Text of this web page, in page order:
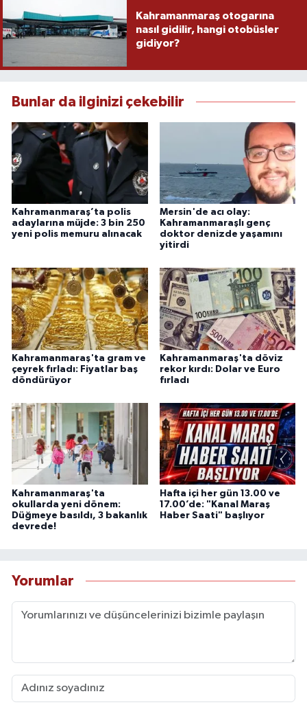
Kahramanmaraş otogarına
nasıl gidilir, hangi otobüsler
gidiyor?
Bunlar da ilginizi çekebilir
Kahramanmaraş’ta polis
adaylarına müjde: 3 bin 250
yeni polis memuru alınacak
Mersin'de acı olay:
Kahramanmaraşlı genç
doktor denizde yaşamını
yitirdi
Kahramanmaraş'ta gram ve
çeyrek fırladı: Fiyatlar baş
döndürüyor
Kahramanmaraş'ta döviz
rekor kırdı: Dolar ve Euro
fırladı
Kahramanmaraş'ta
okullarda yeni dönem:
Düğmeye basıldı, 3 bakanlık
devrede!
Hafta içi her gün 13.00 ve
17.00’de: "Kanal Maraş
Haber Saati" başlıyor
Yorumlar